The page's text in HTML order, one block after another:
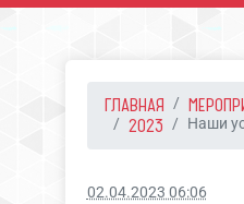
ГЛАВНАЯ
2023
Наши
02.04.2023 06:06